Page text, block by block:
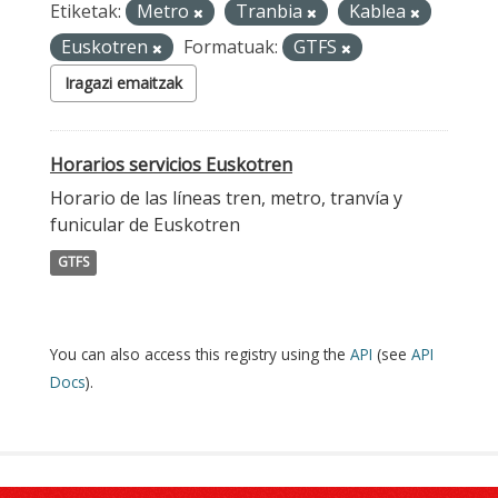
Etiketak: Metro Tranbia
Kablea
Euskotren
Formatuak: GTFS
Iragazi emaitzak
Horarios servicios Euskotren
Horario de las líneas tren, metro, tranvía y
funicular de Euskotren
GTFS
You can also access this registry using the API (see API
Docs).